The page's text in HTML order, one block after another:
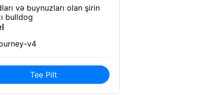
və buynuzları olan şirin
bulldog
v4
Tee Pilt